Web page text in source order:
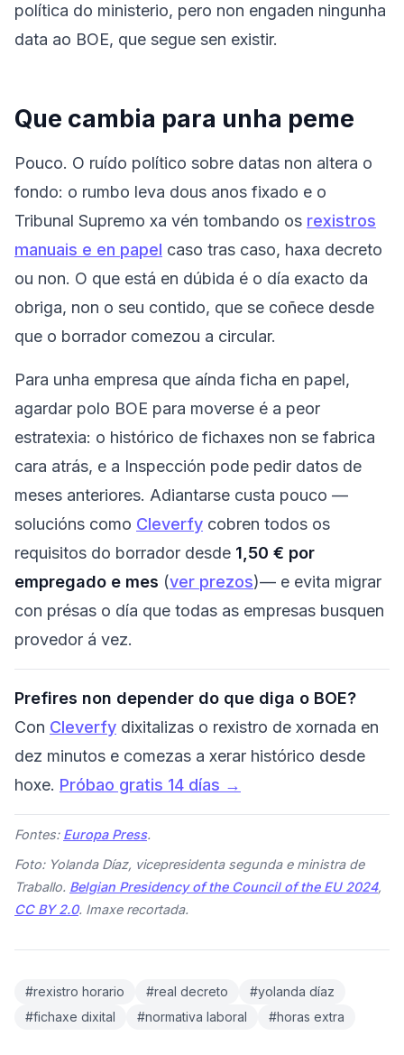
política do ministerio, pero non engaden ningunha
data ao BOE, que segue sen existir.
Que cambia para unha peme
Pouco. O ruído político sobre datas non altera o
fondo: o rumbo leva dous anos fixado e o
Tribunal Supremo xa vén tombando os rexistros
manuais e en papel caso tras caso, haxa decreto
ou non. O que está en dúbida é o día exacto da
obriga, non o seu contido, que se coñece desde
que o borrador comezou a circular.
Para unha empresa que aínda ficha en papel,
agardar polo BOE para moverse é a peor
estratexia: o histórico de fichaxes non se fabrica
cara atrás, e a Inspección pode pedir datos de
meses anteriores. Adiantarse custa pouco —
solucións como Cleverfy cobren todos os
requisitos do borrador desde 1,50 € por
empregado e mes (ver prezos)— e evita migrar
con présas o día que todas as empresas busquen
provedor á vez.
Prefires non depender do que diga o BOE?
Con Cleverfy dixitalizas o rexistro de xornada en
dez minutos e comezas a xerar histórico desde
hoxe. Próbao gratis 14 días →
Fontes: Europa Press.
Foto: Yolanda Díaz, vicepresidenta segunda e ministra de
Traballo. Belgian Presidency of the Council of the EU 2024,
CC BY 2.0. Imaxe recortada.
#rexistro horario #real decreto
#yolanda díaz
#fichaxe dixital
#normativa laboral #horas extra